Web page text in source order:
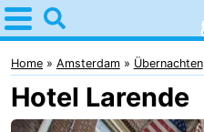
Home
Amsterdam
Interessante
Home Amsterdam Übernachten
Hotel Larende